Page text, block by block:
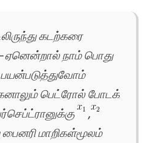
கடற்கரை
ஏனென்றால் நாம் பொது
பெட்ரோல் போடக்
,
மாறிகள்மூலம்